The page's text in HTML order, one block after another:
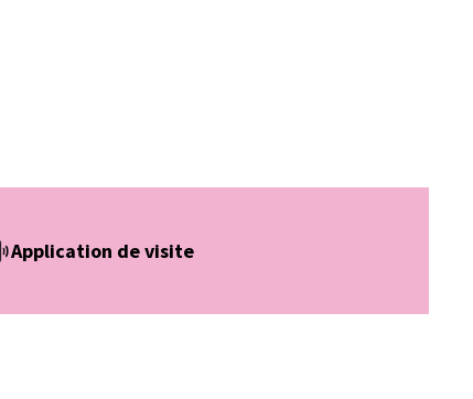
Application de visite